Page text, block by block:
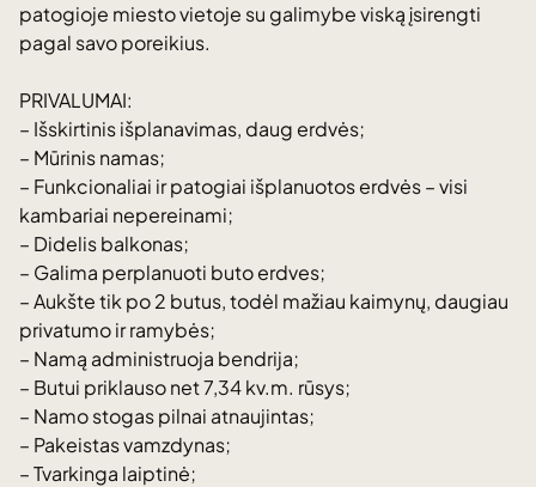
patogioje miesto vietoje su galimybe viską įsirengti
pagal savo poreikius.
PRIVALUMAI:
– Išskirtinis išplanavimas, daug erdvės;
– Mūrinis namas;
– Funkcionaliai ir patogiai išplanuotos erdvės – visi
kambariai nepereinami;
– Didelis balkonas;
– Galima perplanuoti buto erdves;
– Aukšte tik po 2 butus, todėl mažiau kaimynų, daugiau
privatumo ir ramybės;
– Namą administruoja bendrija;
– Butui priklauso net 7,34 kv.m. rūsys;
– Namo stogas pilnai atnaujintas;
– Pakeistas vamzdynas;
– Tvarkinga laiptinė;